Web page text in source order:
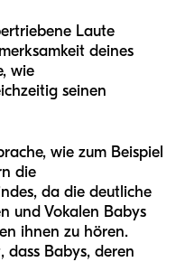
Laute
deines
wie
seinen
wie zum Beispiel
die
da die deutliche
und Vokalen Babys
ihnen zu hören.
dass Babys, deren